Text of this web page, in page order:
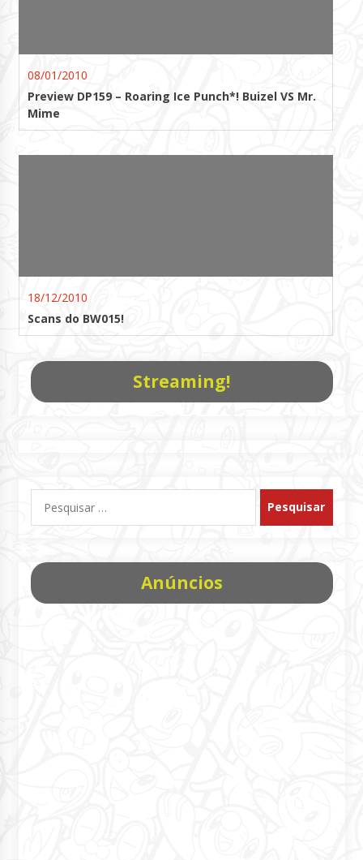
08/01/2010
Preview DP159 – Roaring Ice Punch*! Buizel VS Mr.
Mime
18/12/2010
Scans do BW015!
Streaming!
por:
Anúncios